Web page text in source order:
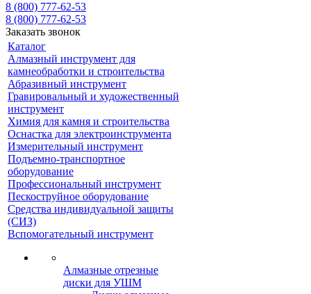
8 (800) 777-62-53
8 (800) 777-62-53
Заказать звонок
Каталог
Алмазный инструмент для
камнеобработки и строительства
Абразивный инструмент
Гравировальный и художественный
инструмент
Химия для камня и строительства
Оснастка для электроинструмента
Измерительный инструмент
Подъемно-транспортное
оборудование
Профессиональный инструмент
Пескоструйное оборудование
Средства индивидуальной защиты
(СИЗ)
Вспомогательный инструмент
Алмазные отрезные
диски для УШМ